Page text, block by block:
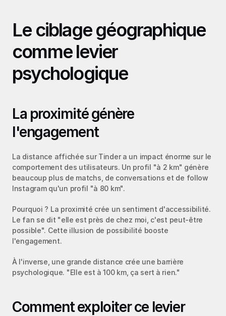
Le ciblage géographique
comme levier
psychologique
La proximité génère
l'engagement
La distance affichée sur Tinder a un impact énorme sur le
comportement des utilisateurs. Un profil "à 2 km" génère
beaucoup plus de matchs, de conversations et de follow
Instagram qu'un profil "à 80 km".
Pourquoi ? La proximité crée un sentiment d'accessibilité.
Le fan se dit "elle est près de chez moi, c'est peut-être
possible". Cette illusion de possibilité booste
l'engagement.
À l'inverse, une grande distance crée une barrière
psychologique. "Elle est à 100 km, ça sert à rien."
Comment exploiter ce levier